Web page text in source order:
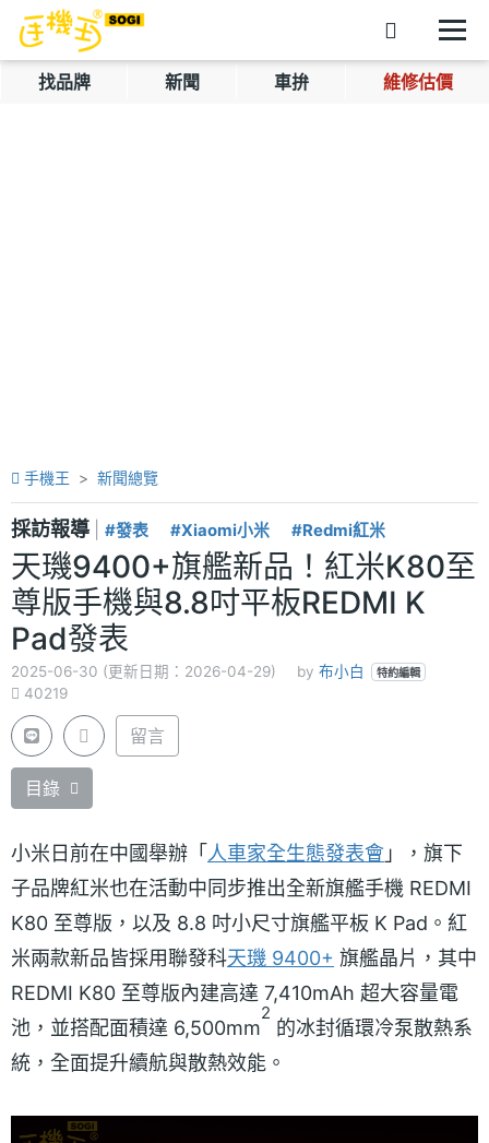
找品牌 新聞 車拚 維修估價
手機王 新聞總覽
採訪報導 #發表 #Xiaomi小米 #Redmi紅米
天璣9400+旗艦新品！紅米K80至
尊版手機與8.8吋平板REDMI K
Pad發表
2025-06-30 (更新日期：2026-04-29) by 布小白 特約編輯
40219
留言
目錄
小米日前在中國舉辦「人車家全生態發表會 」，旗下
子品牌紅米也在活動中同步推出全新旗艦手機 REDMI
K80 至尊版，以及 8.8 吋小尺寸旗艦平板 K Pad。紅
米兩款新品皆採用聯發科天璣 9400+ 旗艦晶片，其中
REDMI K80 至尊版內建高達 7,410mAh 超大容量電
池，並搭配面積達 6,500mm
2
的冰封循環冷泵散熱系
統，全面提升續航與散熱效能。